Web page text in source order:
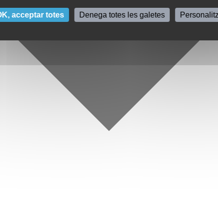
acceptar totes Denega totes les galetes